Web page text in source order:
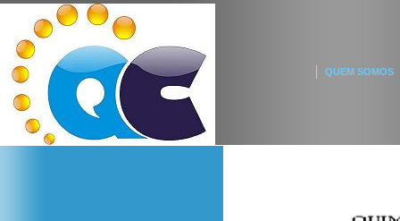
QUEM SOMOS